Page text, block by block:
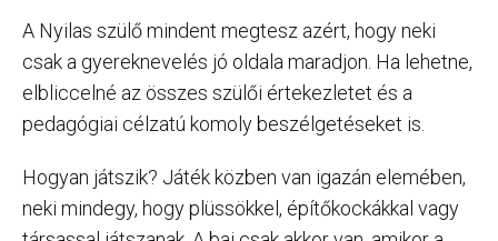
A Nyilas szülő mindent megtesz azért, hogy neki
csak a gyereknevelés jó oldala maradjon. Ha lehetne,
elbliccelné az összes szülői értekezletet és a
pedagógiai célzatú komoly beszélgetéseket is.
Hogyan játszik? Játék közben van igazán elemében,
neki mindegy, hogy plüssökkel, építőkockákkal vagy